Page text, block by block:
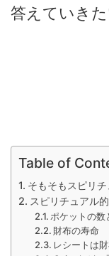
答えていきた
Table of
そもそもスピリ
スピリチュアル
ポケットの数
財布の寿命
レシートは